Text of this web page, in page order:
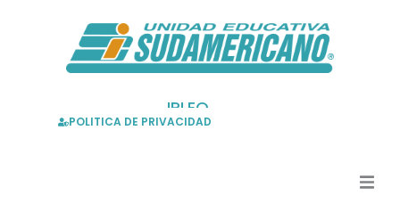
BOLSA DE EMPLEO
TARIFAS
POLITICA DE PRIVACIDAD